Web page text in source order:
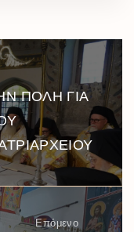
ΠΟΛΗ ΓΙΑ
Επόμενο